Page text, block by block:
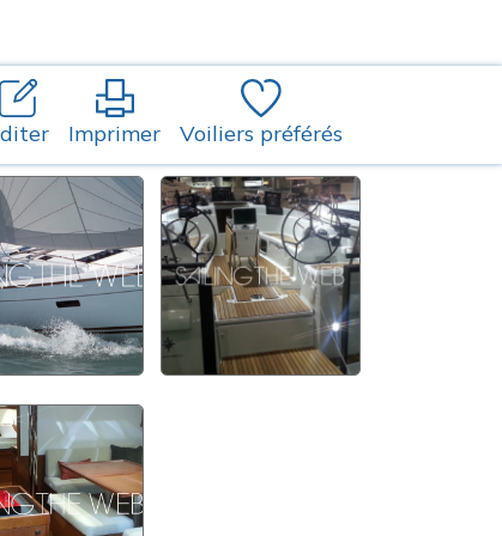
Imprimer Voiliers préférés